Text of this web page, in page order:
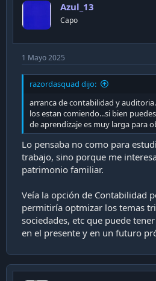
Azul_13
Capo
1 Mayo 2025
razordasquad dijo:
arranca de contabilidad y
los estan comiendo...si bien
de aprendizaje es muy larga para
Lo pensaba no como para
trabajo, sino porque me
patrimonio familiar.
Veía la opción de Contabilidad
permitiría optmizar los temas
sociedades, etc que puede
en el presente y en un futuro